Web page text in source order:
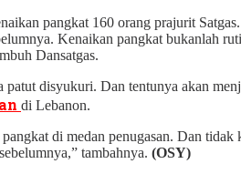
pangkat 160 orang prajurit
Kenaikan pangkat bukanlah
Dansatgas.
disyukuri. Dan tentunya akan
di Lebanon.
di medan penugasan. Dan
tambahnya. (OSY)